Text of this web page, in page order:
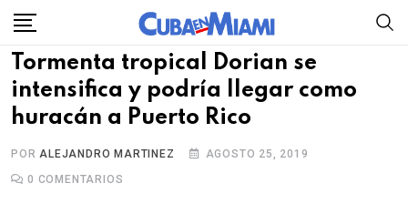
Skip
content
Tormenta tropical Dorian se
intensifica y podría llegar como
huracán a Puerto Rico
PORALEJANDRO MARTINEZ
AGOSTO 25, 2019
0 COMENTARIOS